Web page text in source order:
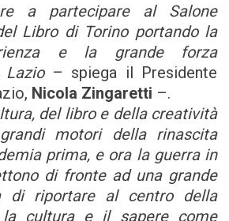
a partecipare al Salone
Libro di Torino portando la
e la grande forza
Lazio– spiega il Presidente
Nicola Zingaretti –.
del libro e della creatività
motori della rinascita
prima, e ora la guerra in
di fronte ad una grande
di riportare al centro della
cultura e il sapere come